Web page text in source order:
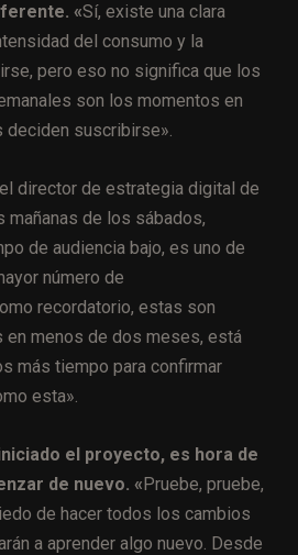
«Sí, existe una clara
del consumo y la
pero eso no significa que los
son los momentos en
deciden suscribirse».
director de estrategia digital de
mañanas de los sábados,
de audiencia bajo, es uno de
número de
recordatorio, estas son
en menos de dos meses, está
más tiempo para confirmar
esta».
el proyecto, es hora de
de nuevo. « Pruebe, pruebe,
de hacer todos los cambios
a aprender algo nuevo. Desde